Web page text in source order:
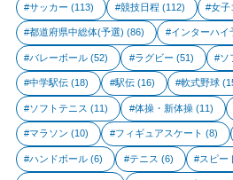
サッカー (113) 競技日程 (112) 女子
都道府県中総体(予選) (86) インターハイ
バレーボール (52) ラグビー (51) ソ
中学駅伝 (18) 駅伝(16) 軟式野球
ソフトテニス (11) 体操・新体操(11)
マラソン (10) フィギュアスケート (8)
ハンドボール (6) テニス (6) スピー